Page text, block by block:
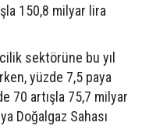
150,8 milyar lira
sektörüne bu yıl
yüzde 7,5 paya
70 artışla 75,7 milyar
Doğalgaz Sahası